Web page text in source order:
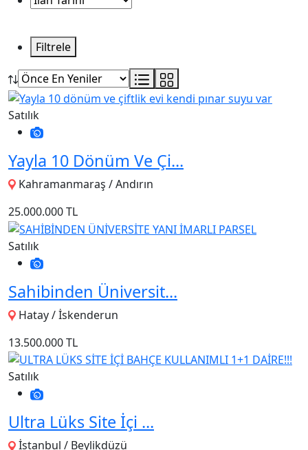
Filtrele
Satılık
Yayla 10 Dönüm Ve Çi...
Kahramanmaraş / Andırın
25.000.000 TL
Satılık
Sahi̇bi̇nden Üni̇versi̇t...
Hatay / İskenderun
13.500.000 TL
Satılık
Ultra Lüks Si̇te İçi̇ ...
İstanbul / Beylikdüzü